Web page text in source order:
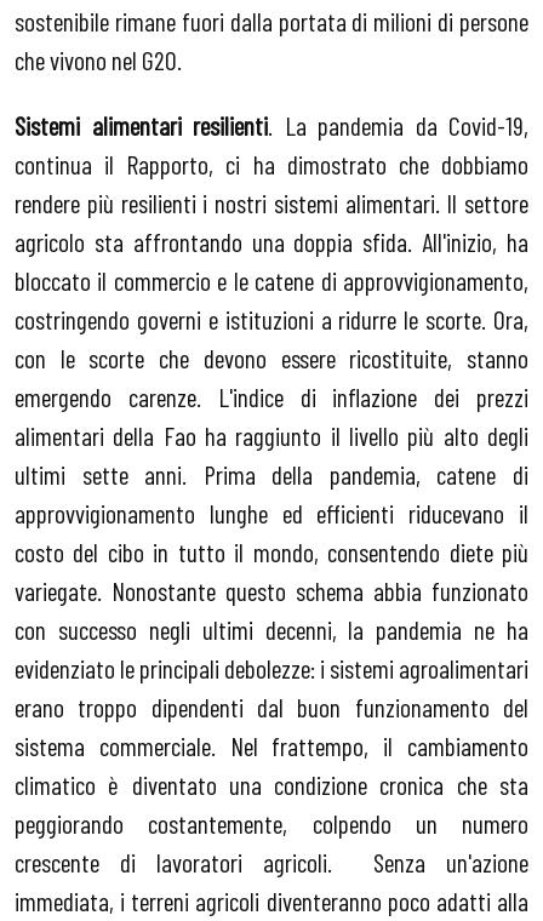
sostenibile rimane fuori dalla portata di milioni di persone
che vivono nel G20.
Sistemi alimentari resilienti . La pandemia da Covid-19,
continua il Rapporto, ci ha dimostrato che dobbiamo
rendere più resilienti i nostri sistemi alimentari. Il settore
agricolo sta affrontando una doppia sfida. All'inizio, ha
bloccato il commercio e le catene di approvvigionamento,
costringendo governi e istituzioni a ridurre le scorte. Ora,
con le scorte che devono essere ricostituite, stanno
emergendo carenze. L'indice di inflazione dei prezzi
alimentari della Fao ha raggiunto il livello più alto degli
ultimi sette anni. Prima della pandemia, catene di
approvvigionamento lunghe ed efficienti riducevano il
costo del cibo in tutto il mondo, consentendo diete più
variegate. Nonostante questo schema abbia funzionato
con successo negli ultimi decenni, la pandemia ne ha
evidenziato le principali debolezze: i sistemi agroalimentari
erano troppo dipendenti dal buon funzionamento del
sistema commerciale. Nel frattempo, il cambiamento
climatico è diventato una condizione cronica che sta
peggiorando costantemente, colpendo un numero
crescente di lavoratori agricoli. Senza un'azione
immediata, i terreni agricoli diventeranno poco adatti alla